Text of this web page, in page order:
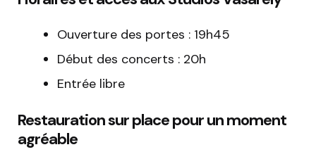
Ouverture des portes : 19h45
Début des concerts : 20h
Entrée libre
Restauration sur place pour un moment
agréable